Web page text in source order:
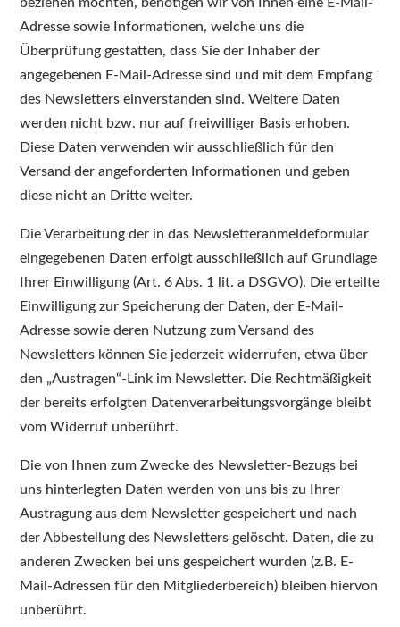
Adresse sowie Informationen, welche uns die
Überprüfung gestatten, dass Sie der Inhaber der
angegebenen E-Mail-Adresse sind und mit dem Empfang
des Newsletters einverstanden sind. Weitere Daten
werden nicht bzw. nur auf freiwilliger Basis erhoben.
Diese Daten verwenden wir ausschließlich für den
Versand der angeforderten Informationen und geben
diese nicht an Dritte weiter.
Die Verarbeitung der in das Newsletteranmeldeformular
eingegebenen Daten erfolgt ausschließlich auf Grundlage
Ihrer Einwilligung (Art. 6 Abs. 1 lit. a DSGVO). Die erteilte
Einwilligung zur Speicherung der Daten, der E-Mail-
Adresse sowie deren Nutzung zum Versand des
Newsletters können Sie jederzeit widerrufen, etwa über
den „Austragen“-Link im Newsletter. Die Rechtmäßigkeit
der bereits erfolgten Datenverarbeitungsvorgänge bleibt
vom Widerruf unberührt.
Die von Ihnen zum Zwecke des Newsletter-Bezugs bei
uns hinterlegten Daten werden von uns bis zu Ihrer
Austragung aus dem Newsletter gespeichert und nach
der Abbestellung des Newsletters gelöscht. Daten, die zu
anderen Zwecken bei uns gespeichert wurden (z.B. E-
Mail-Adressen für den Mitgliederbereich) bleiben hiervon
unberührt.